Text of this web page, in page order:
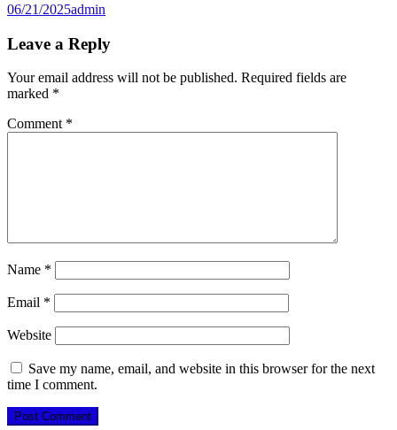
06/21/2025admin
Leave a Reply
Your email address will not be published. Required fields are
marked *
Comment *
Name *
Email *
Website
Save my name, email, and website in this browser for the next
time I comment.